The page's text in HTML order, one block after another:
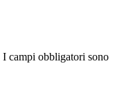
I campi obbligatori sono